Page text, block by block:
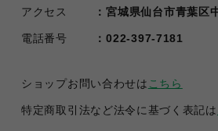
アクセス 宮城県仙台市青葉区
電話番号 022-397-7181
ショップお問い合わせは こちら
特定商取引法など法令に基づく表記は